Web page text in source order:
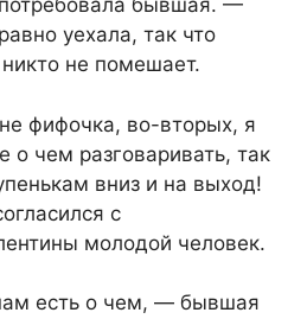
бывшая. —
уехала, так что
не помешает.
фифочка, во-вторых, я
чем разговаривать, так
вниз и на выход!
с
молодой человек.
есть о чем, — бывшая